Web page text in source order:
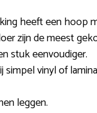
heeft een hoop
zijn de meest
stuk eenvoudiger.
simpel vinyl of
leggen.